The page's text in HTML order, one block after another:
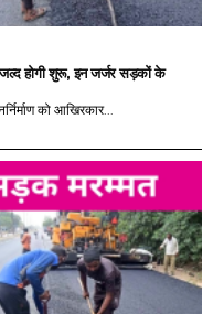
होगी शुरू, इन जर्जर सड़कों के
को आखिरकार...